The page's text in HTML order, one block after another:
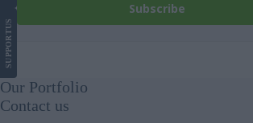
Subscribe
SUPPORT
US
Our Portfolio
Contact us